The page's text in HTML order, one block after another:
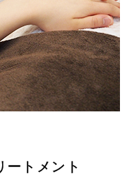
トメント